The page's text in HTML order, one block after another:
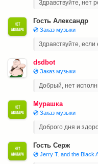
Здравствуйте, нет
Гость Александр
💿 Заказ музыки
Здравствуйте,
dsdbot
💿 Заказ музыки
Добрый, нет
Мурашка
💿 Заказ музыки
Доброго дня и
Гость Серж
💿 Jerry T. and the Black